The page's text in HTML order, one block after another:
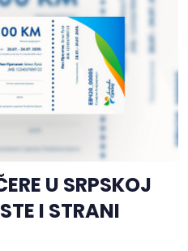
U SRPSKOJ
I STRANI